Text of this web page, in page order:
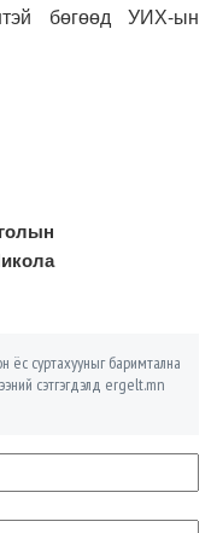
бөгөөд УИХ-ын
ёс суртахууныг баримтална
сэтгэгдэлд ergelt.mn